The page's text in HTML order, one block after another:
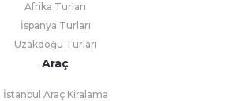
Afrika Turları
İspanya Turları
Uzakdoğu Turları
Araç
İstanbul Araç Kiralama